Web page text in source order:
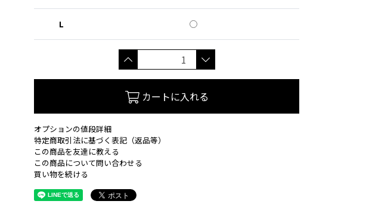
L
カートに入れる
オプションの値段詳細
特定商取引法に基づく表記（返品等）
この商品を友達に教える
この商品について問い合わせる
買い物を続ける